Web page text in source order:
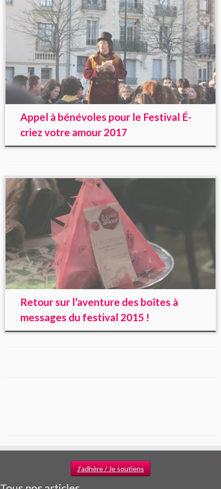
Appel à bénévoles pour le Festival É-
criez votre amour 2017
Retour sur l’aventure des boîtes à
messages du festival 2015 !
J'adhère / Je soutiens